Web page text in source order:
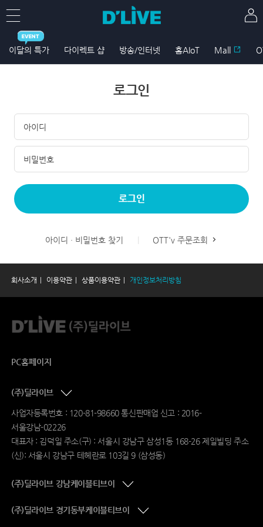
이달의 특가 다이렉트 샵 방송/인터넷 홈AIoT Mall
로그인
로그인
아이디 · 비밀번호 찾기 OTT'v 주문조회
회사소개 이용약관 상품이용약관 개인정보처리방침
PC홈페이지
(주)딜라이브
사업자등록번호 : 120-81-98660 통신판매업 신고 : 2016-
서울강남-02226
대표자 : 김덕일 주소(구) : 서울시 강남구 삼성1동 168-26 제일빌딩 주소
(신): 서울시 강남구 테헤란로 103길 9 (삼성동)
(주)딜라이브 강남케이블티브이
(주)딜라이브 경기동부케이블티브이